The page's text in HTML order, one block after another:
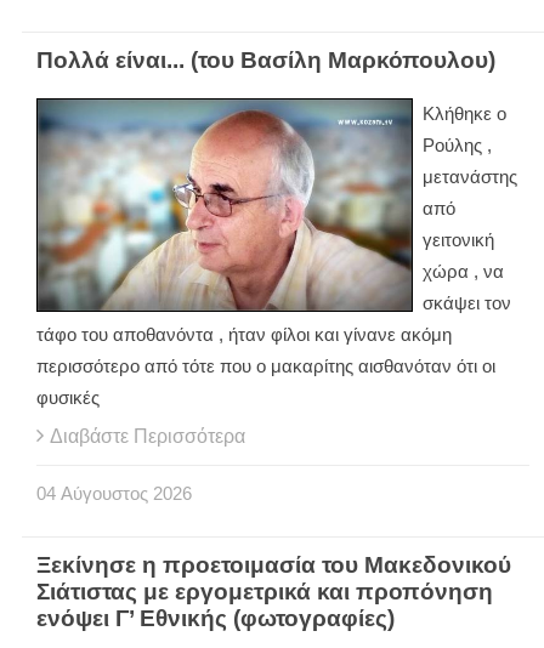
Πολλά είναι... (του Βασίλη Μαρκόπουλου)
Κλήθηκε ο
Ρούλης ,
μετανάστης
από
γειτονική
χώρα , να
σκάψει τον
τάφο του αποθανόντα , ήταν φίλοι και γίνανε ακόμη
περισσότερο από τότε που ο μακαρίτης αισθανόταν ότι οι
φυσικές
Διαβάστε Περισσότερα
04 Αύγουστος 2026
Ξεκίνησε η προετοιμασία του Μακεδονικού
Σιάτιστας με εργομετρικά και προπόνηση
ενόψει Γ’ Εθνικής (φωτογραφίες)